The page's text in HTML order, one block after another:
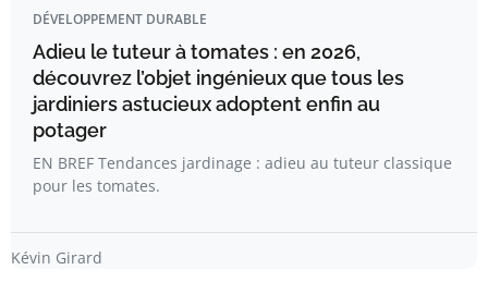
DÉVELOPPEMENT DURABLE
Adieu le tuteur à tomates : en 2026,
découvrez l’objet ingénieux que tous les
jardiniers astucieux adoptent enfin au
potager
EN BREF Tendances jardinage : adieu au tuteur classique
pour les tomates.
Kévin Girard